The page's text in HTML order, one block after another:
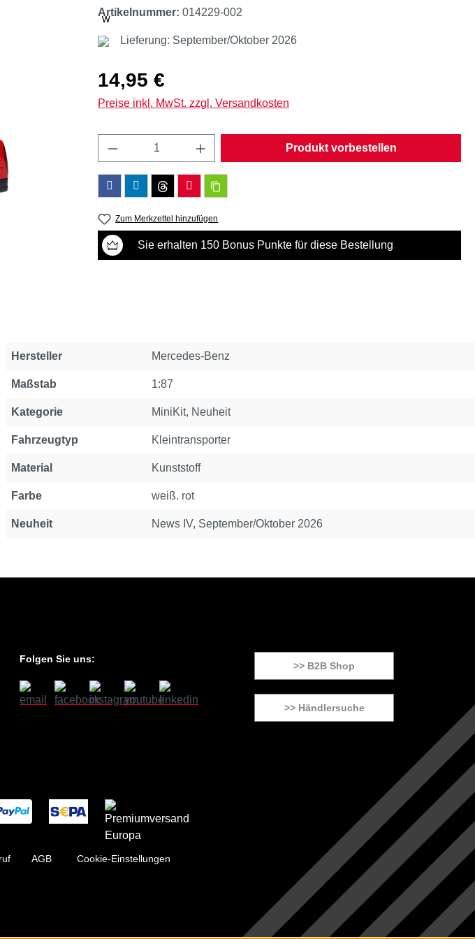
Artikelnummer: 014229-002
Lieferung: September/Oktober 2026
Regulärer Preis:
14,95 €
Preise inkl. MwSt. zzgl. Versandkosten
Produkt Anzahl: Gib den gewünschten Wert ein
Produkt vorbestellen
Zum Merkzettel hinzufügen
Sie erhalten 150 Bonus Punkte für diese Bestellung
Eigenschaft
Hersteller Mercedes-Benz
Maßstab 1:87
Kategorie MiniKit, Neuheit
Fahrzeugtyp Kleintransporter
Material Kunststoff
Farbe weiß. rot
Neuheit News IV, September/Oktober 2026
Folgen Sie uns:
>> B2B Shop
>> Händlersuche
AGB Cookie-Einstellungen